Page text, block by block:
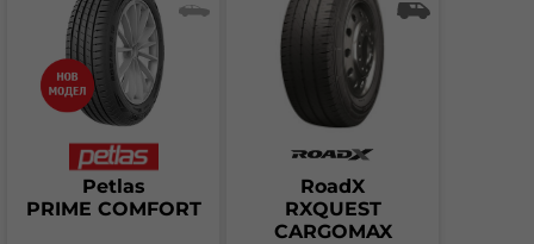
Petlas
PRIME COMFORT
RoadX
RXQUEST
CARGOMAX